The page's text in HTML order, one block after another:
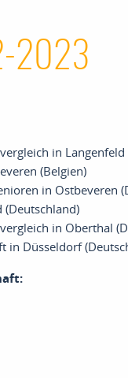
2023
in Langenfeld
(Belgien)
in Ostbeveren
in Oberthal
in Düsseldorf